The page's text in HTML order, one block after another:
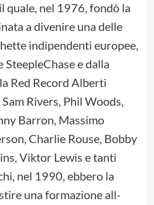
quale, nel 1976, fondò la
a divenire una delle
indipendenti europee,
SteepleChase e dalla
Red Record Alberti
Rivers, Phil Woods,
Barron, Massimo
Charlie Rouse, Bobby
Viktor Lewis e tanti
nel 1990, ebbero la
una formazione all-